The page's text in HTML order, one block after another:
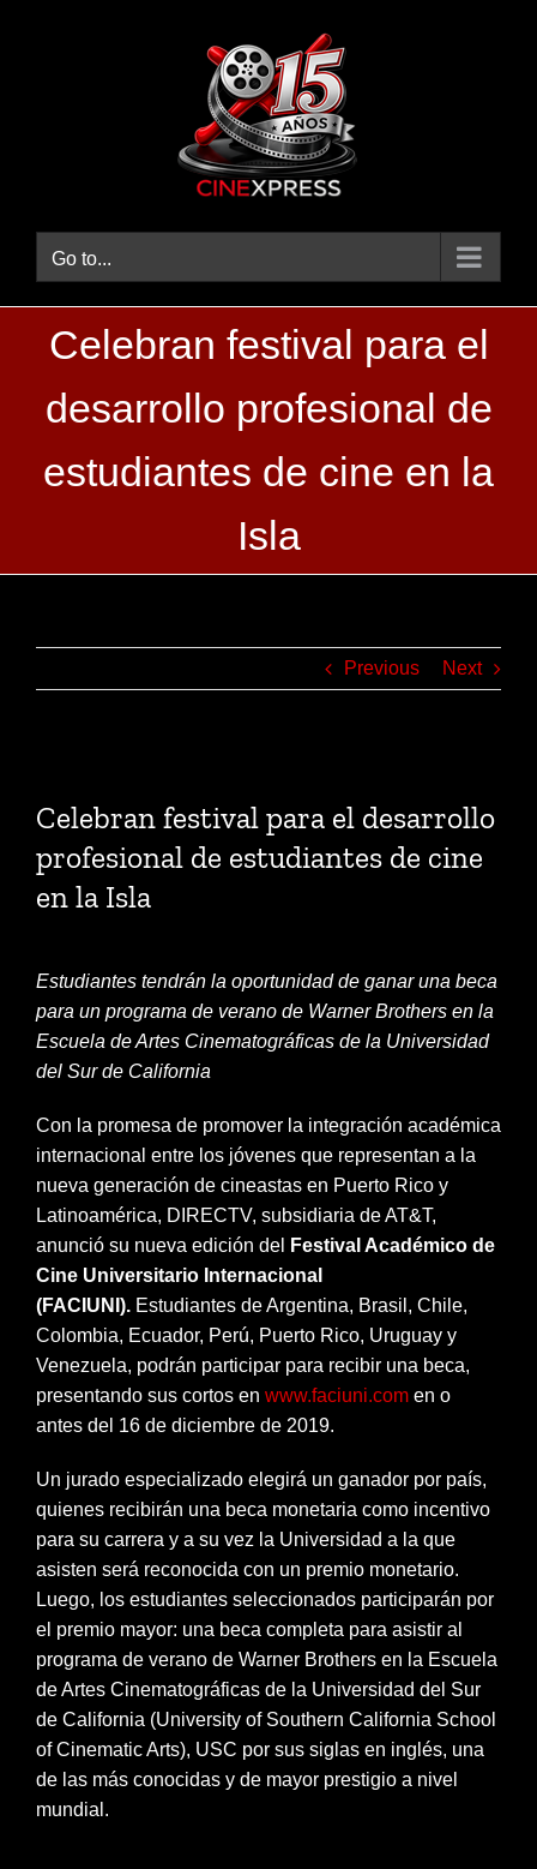
Go to...
Celebran festival para el
desarrollo profesional de
estudiantes de cine en la
Isla
Previous Next
Larger
Celebran festival para el desarrollo
profesional de estudiantes de cine
en la Isla
Estudiantes tendrán la oportunidad de ganar una beca
para un programa de verano de Warner Brothers en la
Escuela de Artes Cinematográficas de la Universidad
del Sur de California
Con la promesa de promover la integración académica
internacional entre los jóvenes que representan a la
nueva generación de cineastas en Puerto Rico y
Latinoamérica, DIRECTV, subsidiaria de AT&T,
anunció su nueva edición del
Festival Académico de
Cine Universitario Internacional
(FACIUNI). Estudiantes de Argentina, Brasil, Chile,
Colombia, Ecuador, Perú, Puerto Rico, Uruguay y
Venezuela, podrán participar para recibir una beca,
presentando sus cortos en www.faciuni.com en o
antes del 16 de diciembre de 2019.
Un jurado especializado elegirá un ganador por país,
quienes recibirán una beca monetaria como incentivo
para su carrera y a su vez la Universidad a la que
asisten será reconocida con un premio monetario.
Luego, los estudiantes seleccionados participarán por
el premio mayor: una beca completa para asistir al
programa de verano de Warner Brothers en la Escuela
de Artes Cinematográficas de la Universidad del Sur
de California (University of Southern California School
of Cinematic Arts), USC por sus siglas en inglés, una
de las más conocidas y de mayor prestigio a nivel
mundial.